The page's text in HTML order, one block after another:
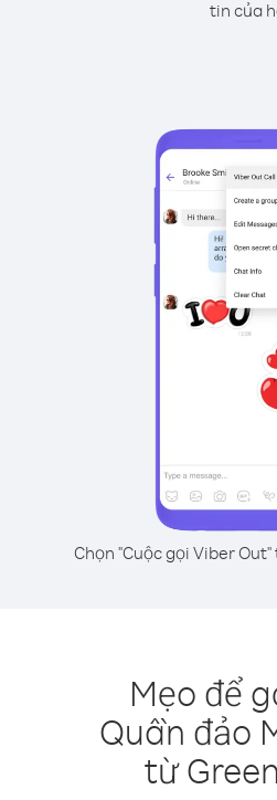
tin của
Chọn "Cuộc gọi Viber
Mẹo để
Quần đảo
từ